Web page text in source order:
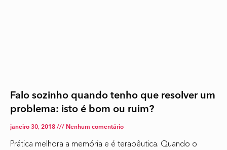
Falo sozinho quando tenho que resolver um
problema: isto é bom ou ruim?
janeiro 30, 2018 Nenhum comentário
Prática melhora a memória e é terapêutica. Quando o